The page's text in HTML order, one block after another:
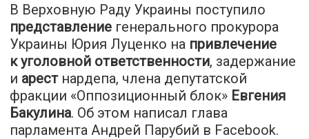
В Верховную Раду Украины поступило
представление генерального прокурора
Украины Юрия Луценко на привлечение
к уголовной ответственности, задержание
и арестнардепа, члена депутатской
фракции «Оппозиционный блок» Евгения
Бакулина. Об этом написал глава
парламента Андрей Парубий в Facebook.